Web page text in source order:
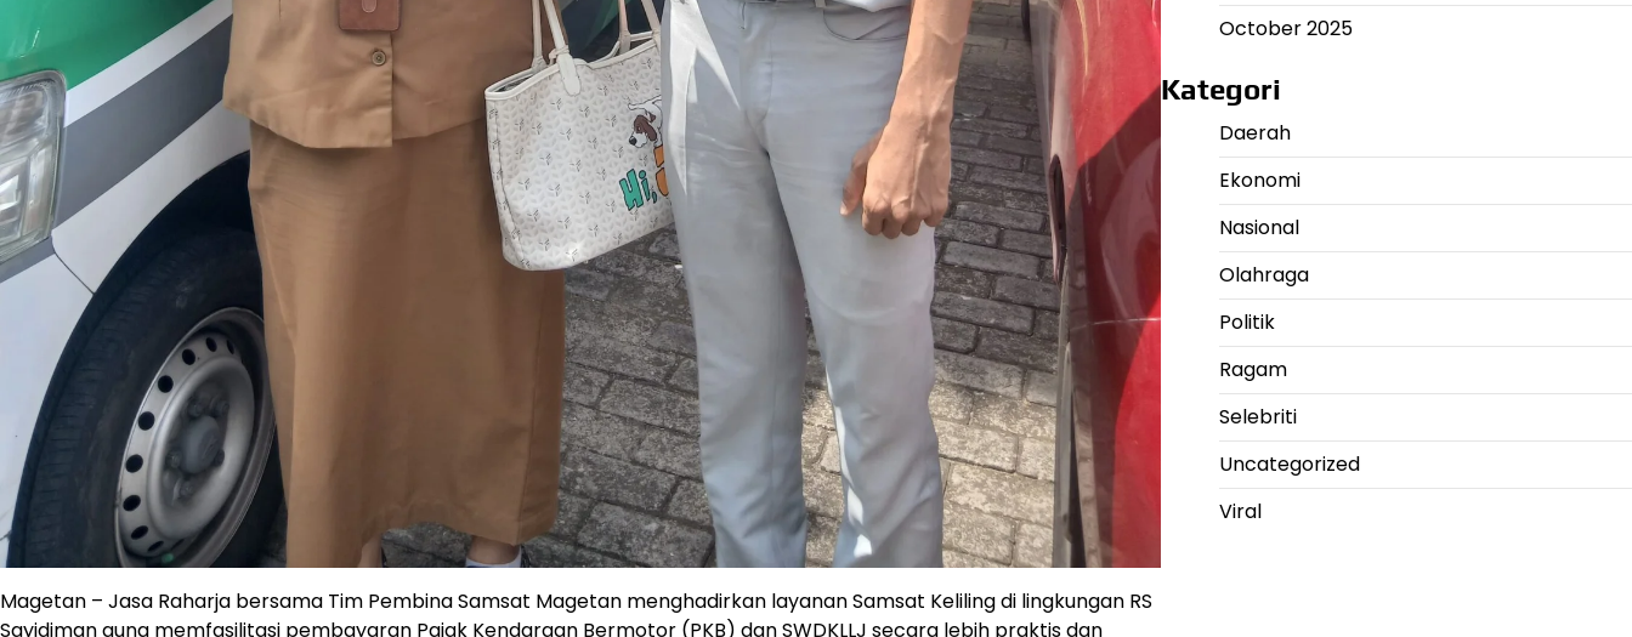
Magetan – Jasa Raharja bersama Tim Pembina Samsat Magetan menghadirkan layanan Samsat Keliling di lingkungan RS
Sayidiman guna memfasilitasi pembayaran Pajak Kendaraan Bermotor (PKB) dan SWDKLLJ secara lebih praktis dan
October 2025
Kategori
Daerah
Ekonomi
Nasional
Olahraga
Politik
Ragam
Selebriti
Uncategorized
Viral